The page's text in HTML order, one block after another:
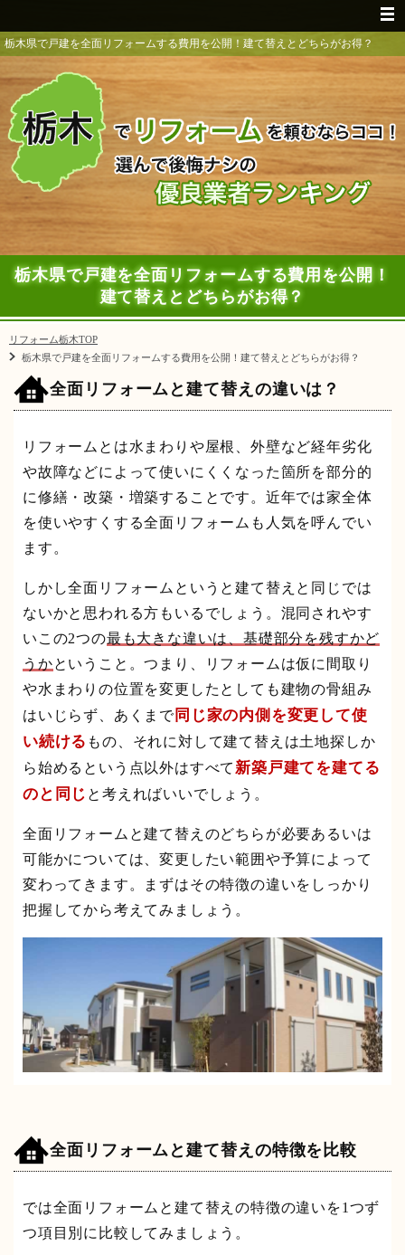
栃木県で戸建を全面リフォームする費用を公開！建て替えとどちらがお得？
栃木県で戸建を全面リフォームする費用を公開！
建て替えとどちらがお得？
リフォーム栃木TOP
栃木県で戸建を全面リフォームする費用を公開！建て替えとどちらがお得？
全面リフォームと建て替えの違いは？
リフォームとは水まわりや屋根、外壁など経年劣化
や故障などによって使いにくくなった箇所を部分的
に修繕・改築・増築することです。近年では家全体
を使いやすくする全面リフォームも人気を呼んでい
ます。
しかし全面リフォームというと建て替えと同じでは
ないかと思われる方もいるでしょう。混同されやす
いこの2つの最も大きな違いは、基礎部分を残すかど
うかということ。つまり、リフォームは仮に間取り
や水まわりの位置を変更したとしても建物の骨組み
はいじらず、あくまで同じ家の内側を変更して使
い続ける もの、それに対して建て替えは土地探しか
ら始めるという点以外はすべて新築戸建てを建てる
のと同じ と考えればいいでしょう。
全面リフォームと建て替えのどちらが必要あるいは
可能かについては、変更したい範囲や予算によって
変わってきます。まずはその特徴の違いをしっかり
把握してから考えてみましょう。
全面リフォームと建て替えの特徴を比較
では全面リフォームと建て替えの特徴の違いを1つず
つ項目別に比較してみましょう。